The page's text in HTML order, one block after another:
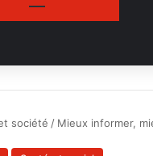
société / Mieux informer,